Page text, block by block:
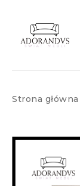
Strona główna